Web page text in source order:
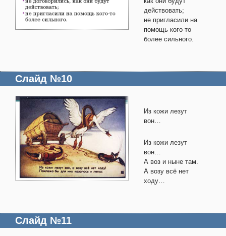
действовать;
не пригласили на
помощь кого-то
более сильного.
Слайд №10
Из кожи лезут
вон…
Из кожи лезут
вон…
А воз и ныне там.
А возу всё нет
ходу…
Слайд №11